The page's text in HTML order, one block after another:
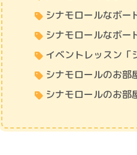
シナモロールなボー
シナモロールなボー
イベントレッスン「
シナモロールのお部
シナモロールのお部